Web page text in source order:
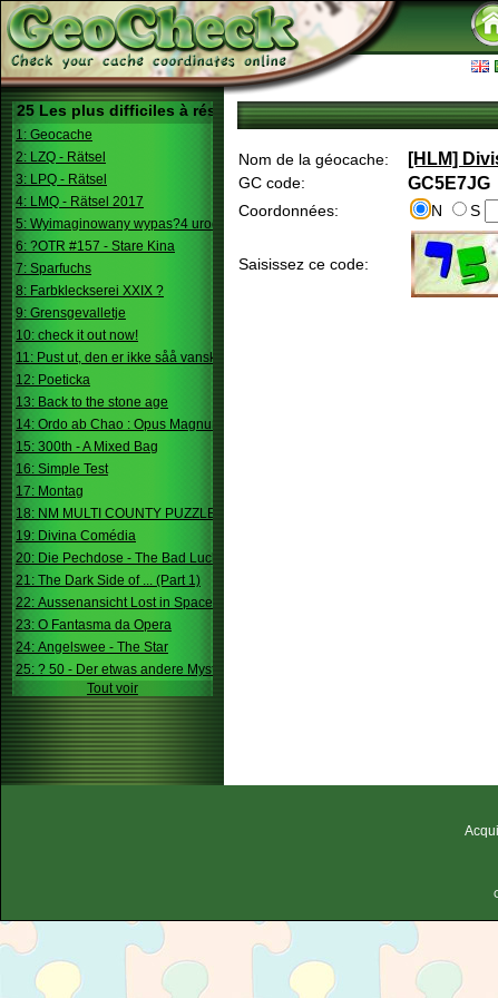
25 Les plus difficiles à résoudre
1: Geocache
2: LZQ - Rätsel
3: LPQ - Rätsel
4: LMQ - Rätsel 2017
5: Wyimaginowany wypas?4 urodziny
6: ?OTR #157 - Stare Kina
7: Sparfuchs
8: Farbkleckserei XXIX ?
9: Grensgevalletje
10: check it out now!
11: Pust ut, den er ikke såå vanskelig.
12: Poeticka
13: Back to the stone age
14: Ordo ab Chao : Opus Magnum
15: 300th - A Mixed Bag
16: Simple Test
17: Montag
18: NM MULTI COUNTY PUZZLE
19: Divina Comédia
20: Die Pechdose - The Bad Luck Box
21: The Dark Side of ... (Part 1)
22: Aussenansicht Lost in Space
23: O Fantasma da Opera
24: Angelswee - The Star
25: ? 50 - Der etwas andere Mystery
Tout voir
Nom de la géocache: [HLM]
GC code: GC5E7JG
Coordonnées: N S
Saisissez ce code: